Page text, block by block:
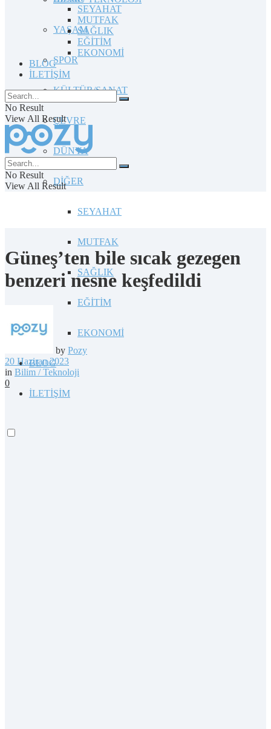
YAŞAM
SPOR
KÜLTÜR/SANAT
ÇEVRE
DÜNYA
DİĞER
SEYAHAT
MUTFAK
SAĞLIK
EĞİTİM
EKONOMİ
BLOG
İLETİŞİM
SEYAHAT
MUTFAK
SAĞLIK
EĞİTİM
EKONOMİ
BLOG
İLETİŞİM
No Result
View All Result
No Result
View All Result
Güneş’ten bile sıcak gezegen
benzeri nesne keşfedildi
by Pozy
20 Haziran 2023
in Bilim / Teknoloji
0